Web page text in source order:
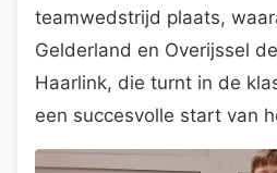
teamwedstrijd plaats,
Gelderland en Overijssel
Haarlink, die turnt in de
een succesvolle start van